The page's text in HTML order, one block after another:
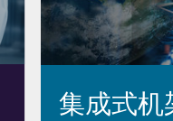
集成式机